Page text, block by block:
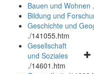
Bauen und Wohnen .
Bildung und
Geschichte und
./141055.htm
Gesellschaft
und Soziales
./14601.htm